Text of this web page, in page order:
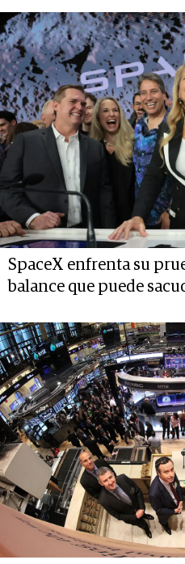
SpaceX enfrenta su
balance que puede